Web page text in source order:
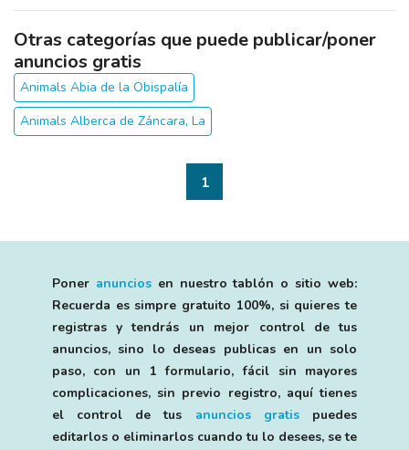
voy a regalar, ya que nuestro nuevo ap...
Otras categorías que puede publicar/poner
anuncios gratis
Animals Abia de la Obispalía
Animals Alberca de Záncara, La
1
Poner anunciosen nuestro tablón o sitio web:
Recuerda es simpre gratuito 100%, si quieres te
registras y tendrás un mejor control de tus
anuncios, sino lo deseas publicas en un solo
paso, con un 1 formulario, fácil sin mayores
complicaciones, sin previo registro, aquí tienes
el control de tus anuncios gratispuedes
editarlos o eliminarlos cuando tu lo desees, se te